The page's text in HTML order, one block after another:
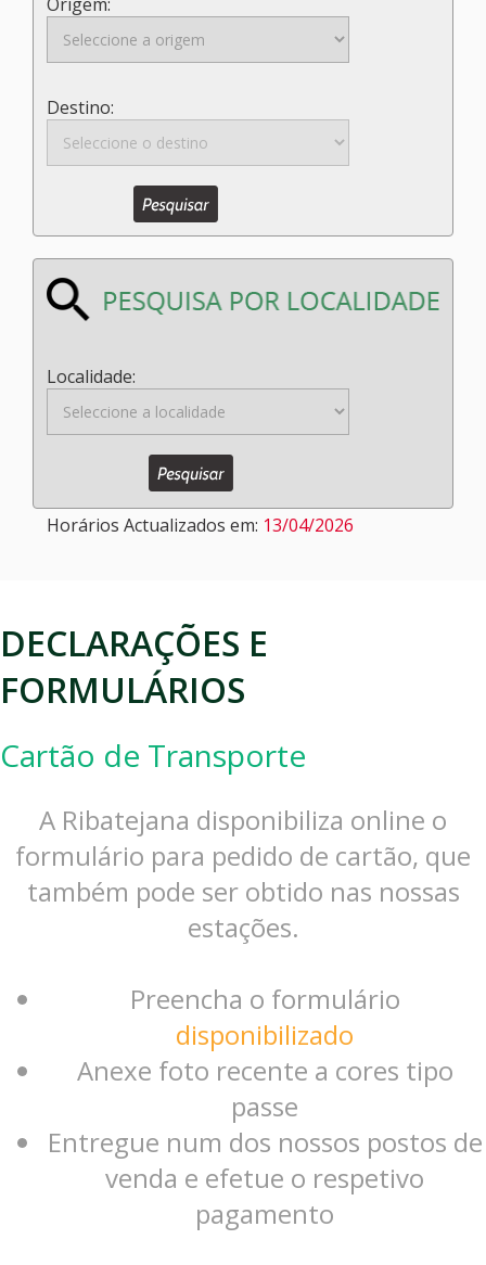
Destino:
Localidade:
Horários Actualizados em: 13/04/2026
DECLARAÇÕES E
FORMULÁRIOS
Cartão de Transporte
A Ribatejana disponibiliza online o
formulário para pedido de cartão, que
também pode ser obtido nas nossas
estações.
Preencha o formulário
disponibilizado
Anexe foto recente a cores tipo
passe
Entregue num dos nossos postos de
venda e efetue o respetivo
pagamento